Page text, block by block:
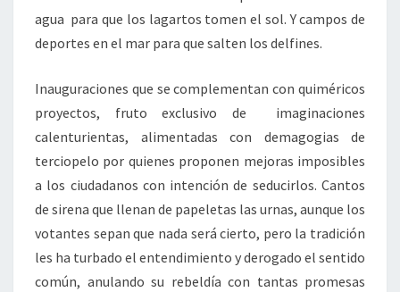
agua para que los lagartos tomen el sol. Y campos de
deportes en el mar para que salten los delfines.
Inauguraciones que se complementan con quiméricos
proyectos, fruto exclusivo de imaginaciones
calenturientas, alimentadas con demagogias de
terciopelo por quienes proponen mejoras imposibles
a los ciudadanos con intención de seducirlos. Cantos
de sirena que llenan de papeletas las urnas, aunque los
votantes sepan que nada será cierto, pero la tradición
les ha turbado el entendimiento y derogado el sentido
común, anulando su rebeldía con tantas promesas